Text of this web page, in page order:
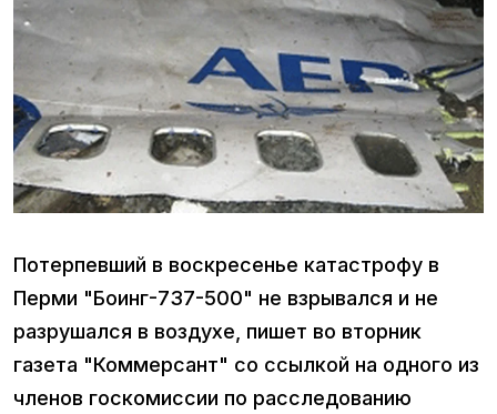
Потерпевший в воскресенье катастрофу в
Перми "Боинг-737-500" не взрывался и не
разрушался в воздухе, пишет во вторник
газета "Коммерсант" со ссылкой на одного из
членов госкомиссии по расследованию